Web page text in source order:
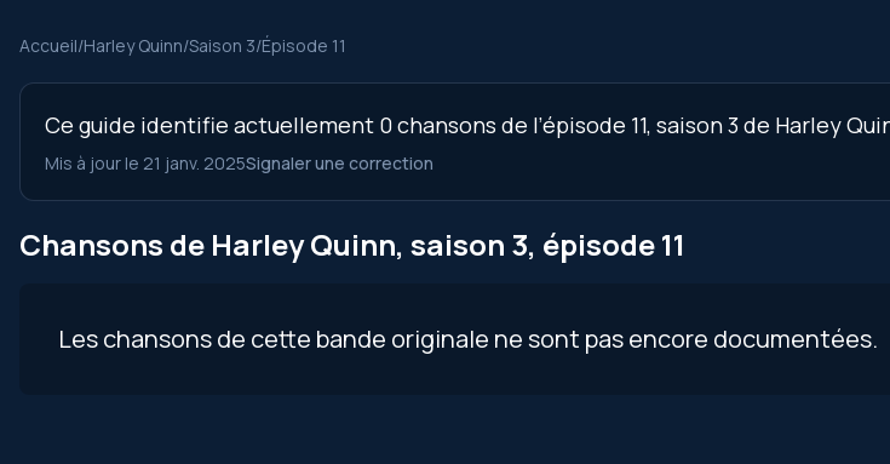
Accueil/Harley Quinn/Saison 3/Épisode 11
Ce guide identifie actuellement 0 chansons de l’épisode 11, saison 3 de Harley
Mis à jour le 21 janv. 2025Signaler une correction
Chansons de Harley Quinn, saison 3, épisode 11
Les chansons de cette bande originale ne sont pas encore documentées.